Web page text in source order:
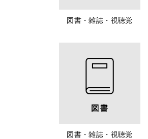
図書・雑誌・視聴覚
図書・雑誌・視聴覚